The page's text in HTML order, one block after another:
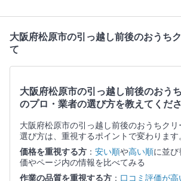
大阪府松原市の引っ越し前後のおうち
て
大阪府松原市の引っ越し前後のおう
のプロ・業者の選び方を教えてくださ
大阪府松原市の引っ越し前後のおうちク
選び方は、重視するポイントで変わります
価格を重視する方 ： 安い順や高い順に並び
価やページ内の情報を比べてみる
作業の品質を重視する方 ： 口コミ評価が高